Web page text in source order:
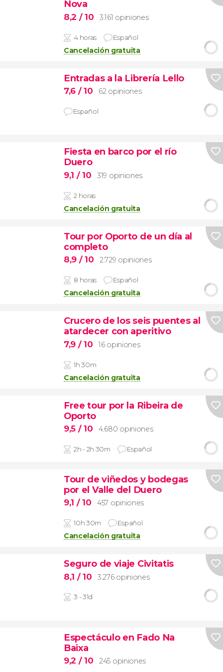
Nova
8,2 / 10 3.161 opiniones
4 horas Español
Cancelación gratuita
Entradas a la Librería Lello
7,6 / 10 62 opiniones
Español
Fiesta en barco por el río
Duero
9,1 / 10 319 opiniones
2 horas
Cancelación gratuita
Tour por Oporto de un día al
completo
8,9 / 10 2.729 opiniones
8 horas Español
Cancelación gratuita
Crucero de los seis puentes al
atardecer con aperitivo
7,9 / 10 16 opiniones
1h 30m
Cancelación gratuita
Free tour por la Ribeira de
Oporto
9,5 / 10 4.680 opiniones
2h - 2h 30m Español
Tour de viñedos y bodegas
por el Valle del Duero
9,1 / 10 457 opiniones
10h 30m Español
Cancelación gratuita
Seguro de viaje Civitatis
8,1 / 10 3.276 opiniones
3 - 31d
Espectáculo en Fado Na
Baixa
9,2 / 10 245 opiniones